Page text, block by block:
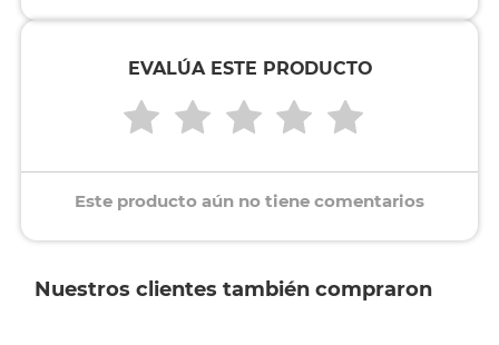
EVALÚA ESTE PRODUCTO
Este producto aún no tiene comentarios
Nuestros clientes también compraron